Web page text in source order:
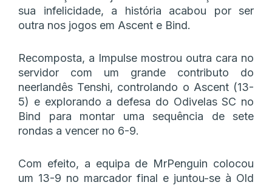
sua infelicidade, a história acabou por ser
outra nos jogos em Ascent e Bind.
Recomposta, a Impulse mostrou outra cara no
servidor com um grande contributo do
neerlandês Tenshi, controlando o Ascent (13-
5) e explorando a defesa do Odivelas SC no
Bind para montar uma sequência de sete
rondas a vencer no 6-9.
Com efeito, a equipa de MrPenguin colocou
um 13-9 no marcador final e juntou-se à Old